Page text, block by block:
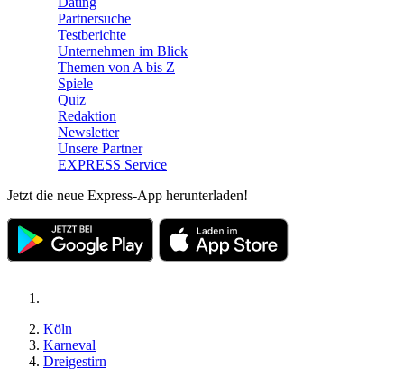
Partnersuche
Testberichte
Unternehmen im Blick
Themen von A bis Z
Spiele
Quiz
Redaktion
Newsletter
Unsere Partner
EXPRESS Service
Jetzt die neue Express-App herunterladen!
Köln
Karneval
Dreigestirn